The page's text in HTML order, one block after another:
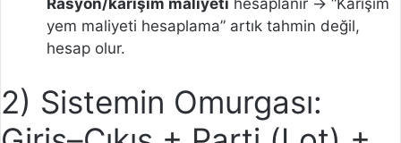
Rasyon/karışım maliyeti hesaplanır → “Karışım
yem maliyeti hesaplama” artık tahmin değil,
hesap olur.
2) Sistemin Omurgası: